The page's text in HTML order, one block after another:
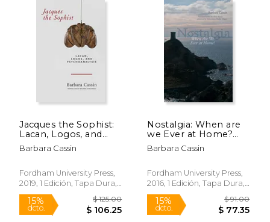
15%
dcto. $ 74.80
50%
dcto. $
Jacques the Sophist:
Lacan, Logos, and
Psychoanalysis (en
Inglés)
Barbara Cassin
Fordham University Press,
2019, 1 Edición, Tapa Dura,
Nuevo
Nostalgia: When are
we Ever at Home?
(en Inglés)
Barbara Cassin
Fordham University Press,
2016, 1 Edición, Tapa Dura,
Nuevo